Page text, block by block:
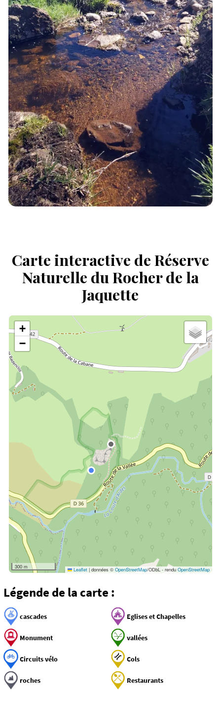
Carte interactive de Réserve
Naturelle du Rocher de la
Jaquette
+
−
300 m Leaflet | données ©OpenStreetMap/ODbL - renduOpenStreetMap
Légende de la carte :
cascades Eglises et Chapelles
Monument vallées
Circuits vélo Cols
roches Restaurants